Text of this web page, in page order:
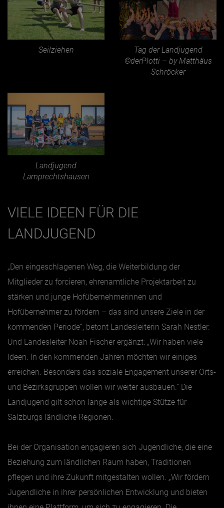
Jänner
Februar
Mai
Juni
Juli
August
Oktober
Dezember
Seilziehen
Tag der Landjugend
©derPlotti – by Matthäus
Schröcker
Landjugend
Lamprechtshausen
VIELE IDEEN FÜR DIE
LANDJUGEND
„Den eingeschlagenen Weg, die Weiterbildung der
Mitglieder zu forcieren, ehrenamtliche Projektarbeit zu
stärken und junge Hofübernehmerinnen und
Hofübernehmer zu fördern – das sind unsere Ziele in der
kommenden Periode“, betont Landesleiterin Sarah Nestler.
Und Landesleiter Noah Fischer ergänzt: „Wir haben viele
Ideen. In den kommenden Jahren möchten wir einiges
erreichen. Besonders das soziale Engagement unserer Orts-
und Bezirksgruppen wollen wir weiter ausbauen.“ Die
Landjugend gilt schon lange als wichtige Stütze für
Salzburgs ländliche Regionen.
Bei der Organisation engagieren sich Jugendliche, die eine
Beziehung zum ländlichen Raum haben, Traditionen
pflegen und ihre Zukunft mitgestalten wollen. „Wir fördern
Jugendliche in ihrer persönlichen Entwicklung und bieten